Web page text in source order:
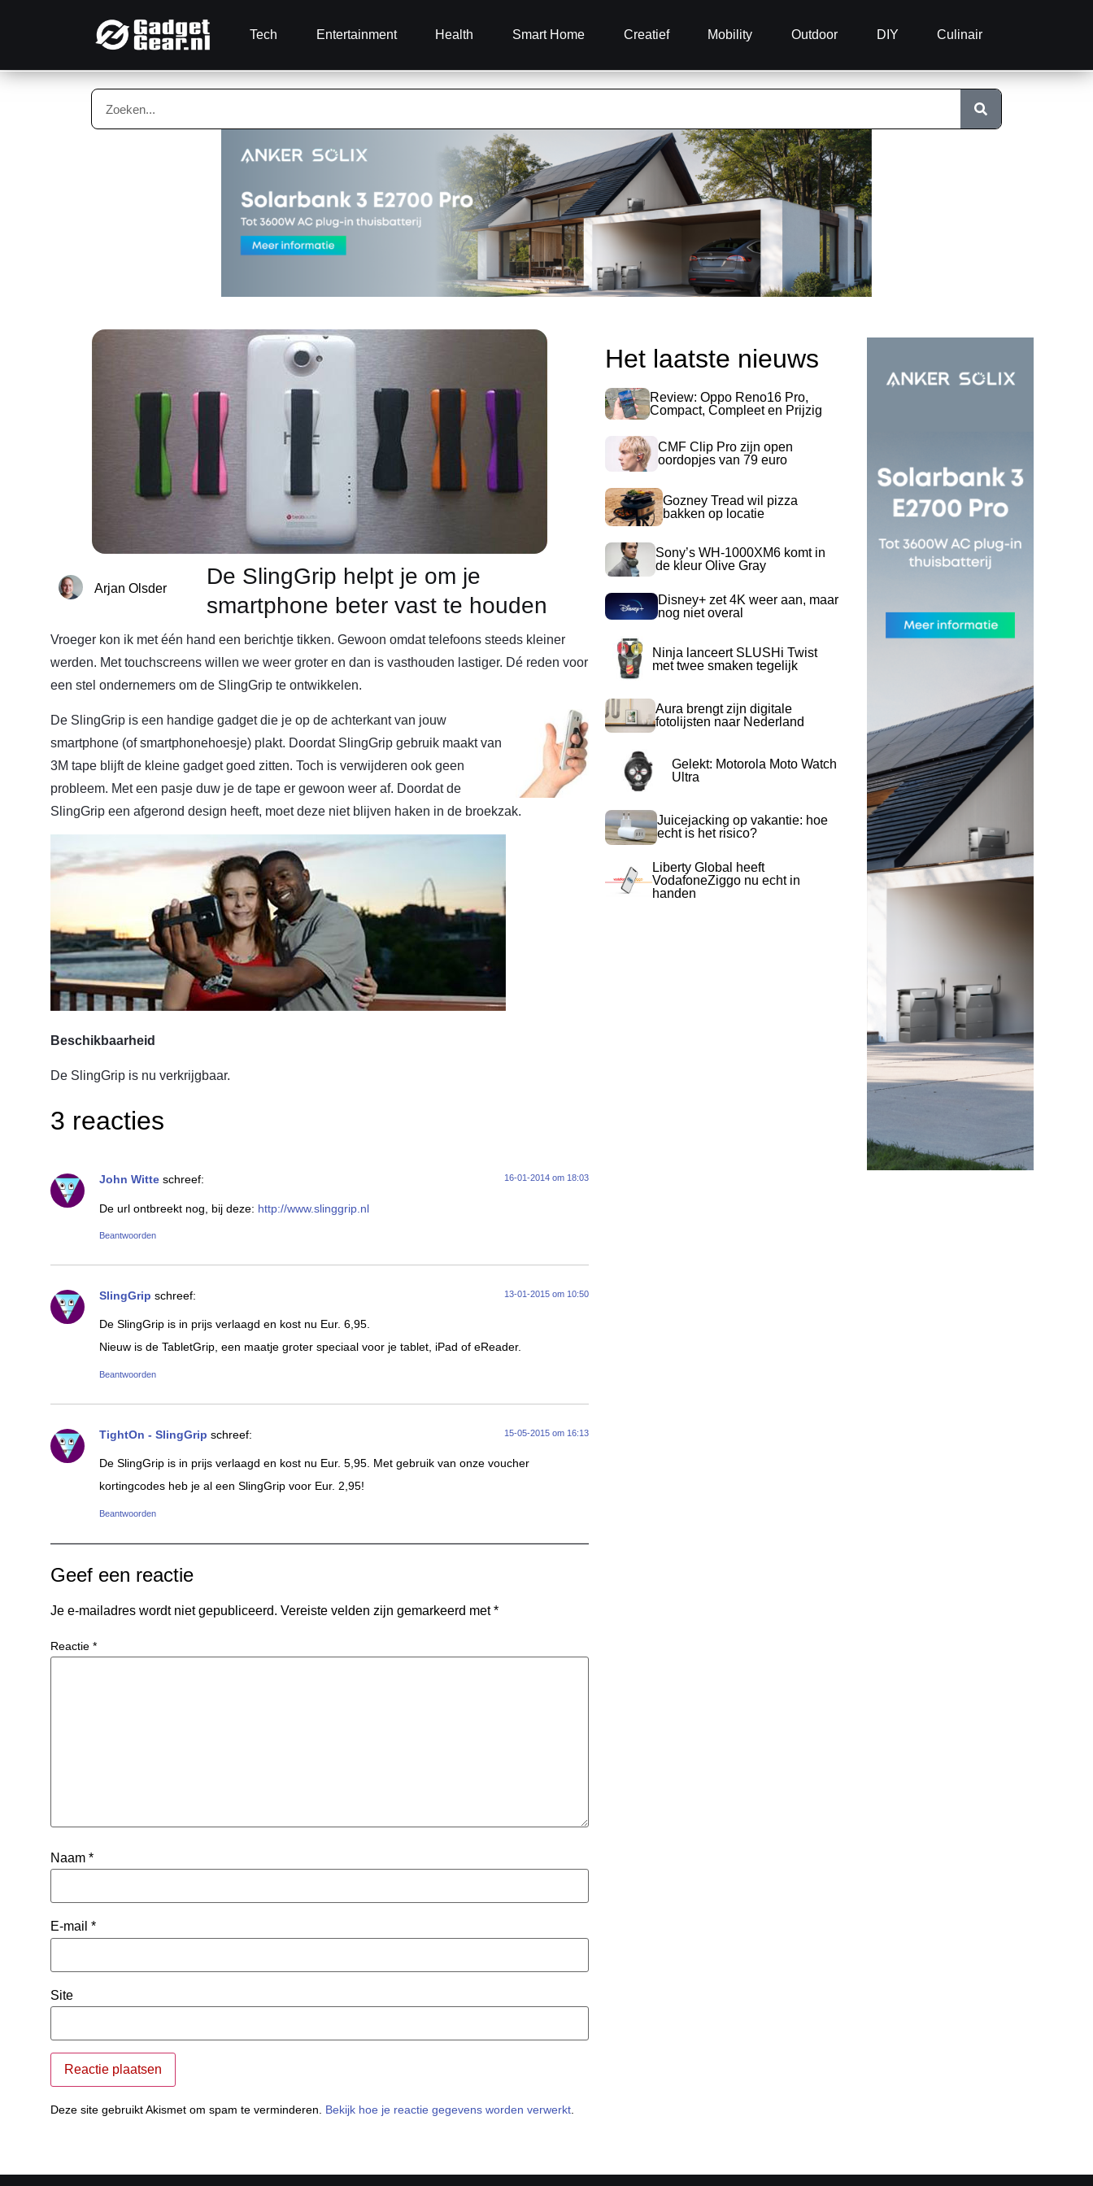
Tech Entertainment Health Smart Home Creatief Mobility Outdoor DIY Culinair
Arjan Olsder
De SlingGrip helpt je om je
smartphone beter vast te houden
Vroeger kon ik met één hand een berichtje tikken. Gewoon omdat telefoons steeds kleiner
werden. Met touchscreens willen we weer groter en dan is vasthouden lastiger. Dé reden voor
een stel ondernemers om de SlingGrip te ontwikkelen.
De SlingGrip is een handige gadget die je op de achterkant van jouw
smartphone (of smartphonehoesje) plakt. Doordat SlingGrip gebruik maakt van
3M tape blijft de kleine gadget goed zitten. Toch is verwijderen ook geen
probleem. Met een pasje duw je de tape er gewoon weer af. Doordat de
SlingGrip een afgerond design heeft, moet deze niet blijven haken in de broekzak.
Beschikbaarheid
De SlingGrip is nu verkrijgbaar.
3 reacties
John Witte schreef: 16-01-2014 om 18:03
De url ontbreekt nog, bij deze: http://www.slinggrip.nl
Beantwoorden
SlingGrip schreef: 13-01-2015 om 10:50
De SlingGrip is in prijs verlaagd en kost nu Eur. 6,95.
Nieuw is de TabletGrip, een maatje groter speciaal voor je tablet, iPad of eReader.
Beantwoorden
TightOn - SlingGrip schreef: 15-05-2015 om 16:13
De SlingGrip is in prijs verlaagd en kost nu Eur. 5,95. Met gebruik van onze voucher
kortingcodes heb je al een SlingGrip voor Eur. 2,95!
Beantwoorden
Geef een reactie
Je e-mailadres wordt niet gepubliceerd. Vereiste velden zijn gemarkeerd met*
Reactie *
Naam *
E-mail *
Site
Deze site gebruikt Akismet om spam te verminderen. Bekijk hoe je reactie gegevens worden verwerkt
Het laatste nieuws
Review: Oppo Reno16 Pro,
Compact, Compleet en Prijzig
CMF Clip Pro zijn open
oordopjes van 79 euro
Gozney Tread wil pizza
bakken op locatie
Sony’s WH-1000XM6 komt in
de kleur Olive Gray
Disney+ zet 4K weer aan, maar
nog niet overal
Ninja lanceert SLUSHi Twist
met twee smaken tegelijk
Aura brengt zijn digitale
fotolijsten naar Nederland
Gelekt: Motorola Moto Watch
Ultra
Juicejacking op vakantie: hoe
echt is het risico?
Liberty Global heeft
VodafoneZiggo nu echt in
handen